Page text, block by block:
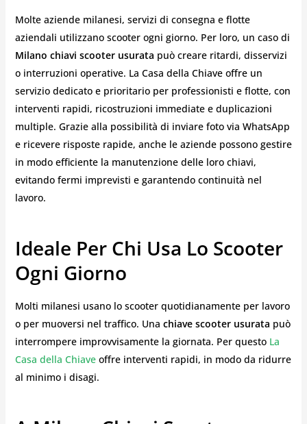
Molte aziende milanesi, servizi di consegna e flotte
aziendali utilizzano scooter ogni giorno. Per loro, un caso di
Milano chiavi scooter usurata può creare ritardi, disservizi
o interruzioni operative. La Casa della Chiave offre un
servizio dedicato e prioritario per professionisti e flotte, con
interventi rapidi, ricostruzioni immediate e duplicazioni
multiple. Grazie alla possibilità di inviare foto via WhatsApp
e ricevere risposte rapide, anche le aziende possono gestire
in modo efficiente la manutenzione delle loro chiavi,
evitando fermi imprevisti e garantendo continuità nel
lavoro.
Ideale Per Chi Usa Lo Scooter
Ogni Giorno
Molti milanesi usano lo scooter quotidianamente per lavoro
o per muoversi nel traffico. Una chiave scooter usurata può
interrompere improvvisamente la giornata. Per questo La
Casa della Chiaveoffre interventi rapidi, in modo da ridurre
al minimo i disagi.